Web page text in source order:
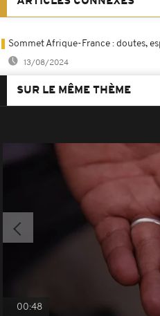
Sommet Afrique-France : doutes,
13/08/2024
SUR LE MÊME THÈME
00:48